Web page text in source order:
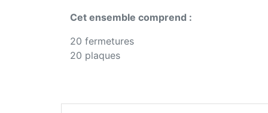
Cet ensemble comprend :
20 fermetures
20 plaques